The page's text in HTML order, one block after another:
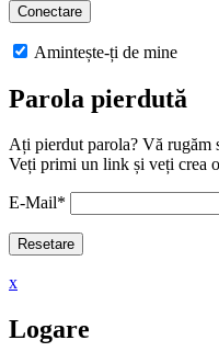
Amintește-ți de mine
Parola pierdută
Ați pierdut parola? Vă rugăm
Veți primi un link și veți crea
E-Mail*
x
Logare